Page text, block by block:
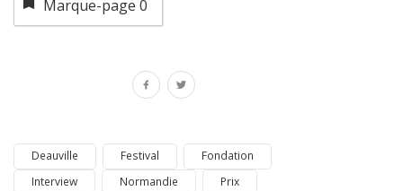
Marque-page 0
Deauville Festival
Fondation
Interview
Normandie
Prix